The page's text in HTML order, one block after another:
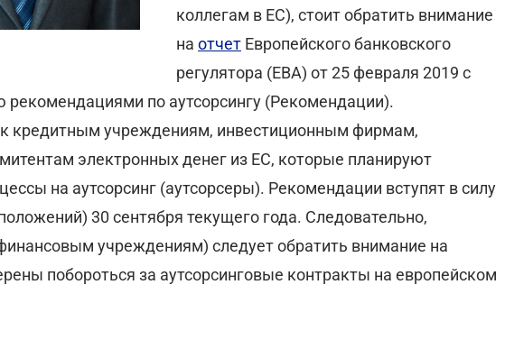
коллегам в ЕС), стоит обратить внимание
на отчет Европейского банковского
регулятора (ЕВА) от 25 февраля 2019 с
по аутсорсингу (Рекомендации).
кредитным учреждениям, инвестиционным фирмам,
электронных денег из ЕС, которые планируют
на аутсорсинг (аутсорсеры). Рекомендации вступят в силу
30 сентября текущего года. Следовательно,
учреждениям) следует обратить внимание на
побороться за аутсорсинговые контракты на европейском